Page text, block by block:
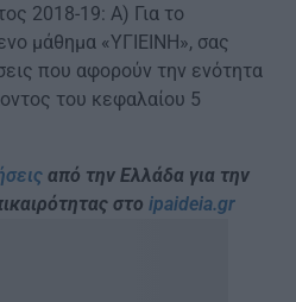
2018-19: Α) Για το
μάθημα «ΥΓΙΕΙΝΗ», σας
που αφορούν την ενότητα
του κεφαλαίου 5
από την Ελλάδα για την
στο ipaideia.gr